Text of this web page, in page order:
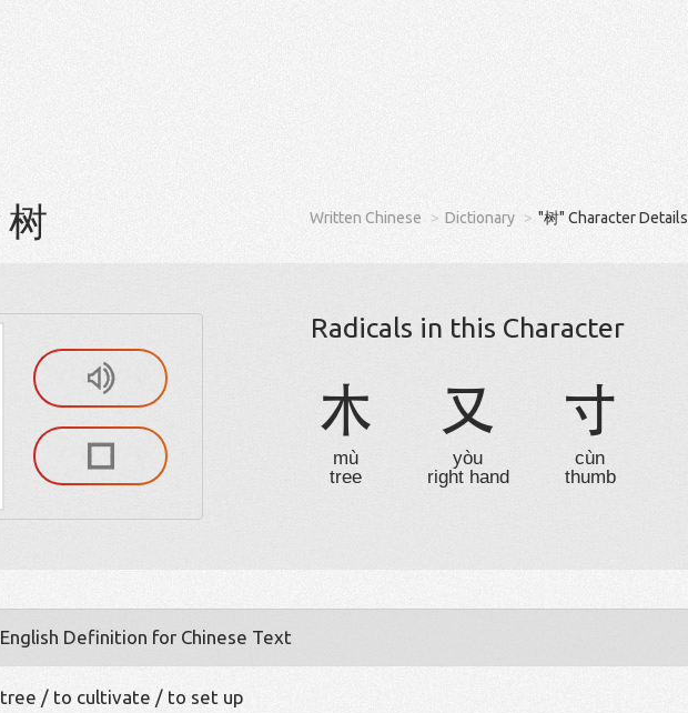
树 Written Chinese Dictionary "树" Character Details
Radicals in this Character
木
mù
tree
又
yòu
right hand
寸
cùn
thumb
English Definition for Chinese Text
tree / to cultivate / to set up